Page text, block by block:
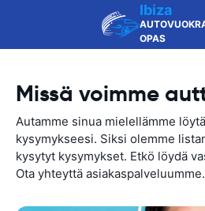
Ibiza
OPAS
Missä voimme
Autamme sinua mielellämme
kysymykseesi. Siksi olemme
kysytyt kysymykset. Etkö löydä
Ota yhteyttä asiakaspalveluumme.